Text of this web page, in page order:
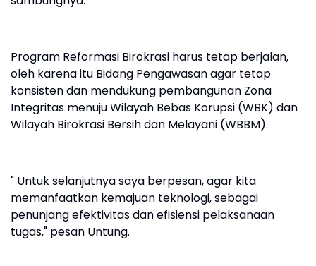
Program Reformasi Birokrasi harus tetap berjalan,
oleh karena itu Bidang Pengawasan agar tetap
konsisten dan mendukung pembangunan Zona
Integritas menuju Wilayah Bebas Korupsi (WBK) dan
Wilayah Birokrasi Bersih dan Melayani (WBBM).
" Untuk selanjutnya saya berpesan, agar kita
memanfaatkan kemajuan teknologi, sebagai
penunjang efektivitas dan efisiensi pelaksanaan
tugas," pesan Untung.